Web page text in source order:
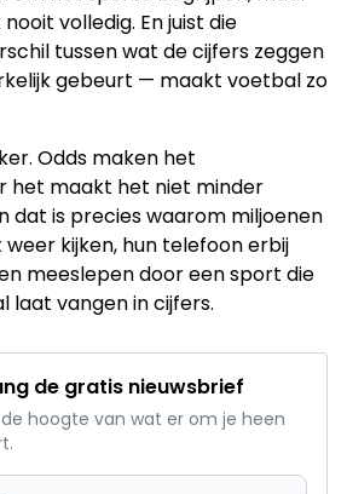
volledig. En juist die
tussen wat de cijfers zeggen
gebeurt — maakt voetbal zo
Odds maken het
het maakt het niet minder
dat is precies waarom miljoenen
kijken, hun telefoon erbij
meeslepen door een sport die
laat vangen in cijfers.
de gratis nieuwsbrief
hoogte van wat er om je heen